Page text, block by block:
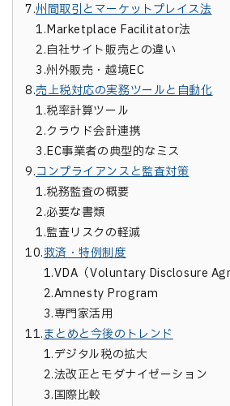
7.州間取引とマーケットプレイス法
1.Marketplace Facilitator法
2.自社サイト販売との違い
3.州外販売・越境EC
8.売上税対応の実務ツールと自動化
1.税率計算ツール
2.クラウド会計連携
3.EC事業者の典型的なミス
9.コンプライアンスと監査対策
1.税務監査の概要
2.必要な書類
1.監査リスクの軽減
10.救済・特例制度
1.VDA（Voluntary Disclosure
2.Amnesty Program
3.専門家活用
11.まとめと今後のトレンド
1.デジタル税の拡大
2.法改正とモダナイゼーション
3.国際比較